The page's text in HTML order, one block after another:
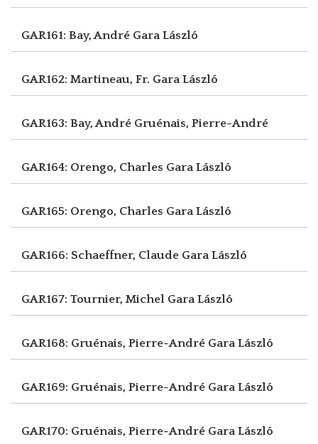
GAR161: Bay, André Gara László
GAR162: Martineau, Fr. Gara László
GAR163: Bay, André Gruénais, Pierre-André
GAR164: Orengo, Charles Gara László
GAR165: Orengo, Charles Gara László
GAR166: Schaeffner, Claude Gara László
GAR167: Tournier, Michel Gara László
GAR168: Gruénais, Pierre-André Gara László
GAR169: Gruénais, Pierre-André Gara László
GAR170: Gruénais, Pierre-André Gara László